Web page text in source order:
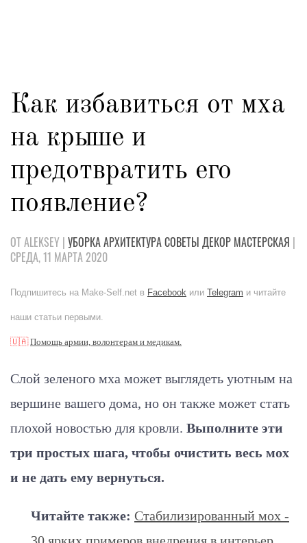
Как избавиться от мха
на крыше и
предотвратить его
появление?
ОТ ALEKSEY | УБОРКААРХИТЕКТУРАСОВЕТЫ ДЕКОР МАСТЕРСКАЯ |
СРЕДА, 11 МАРТА 2020
Подпишитесь на Make-Self.net в Facebook или Telegram и читайте
наши статьи первыми.
🇺🇦Помощь армии, волонтерам и медикам.
Слой зеленого мха может выглядеть уютным на
вершине вашего дома, но он также может стать
плохой новостью для кровли. Выполните эти
три простых шага, чтобы очистить весь мох
и не дать ему вернуться.
Читайте также: Стабилизированный мох -